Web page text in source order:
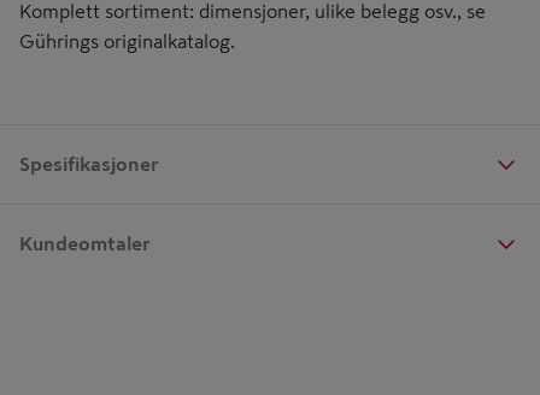
Komplett sortiment: dimensjoner, ulike belegg osv., se
Gührings originalkatalog.
Spesifikasjoner
Kundeomtaler